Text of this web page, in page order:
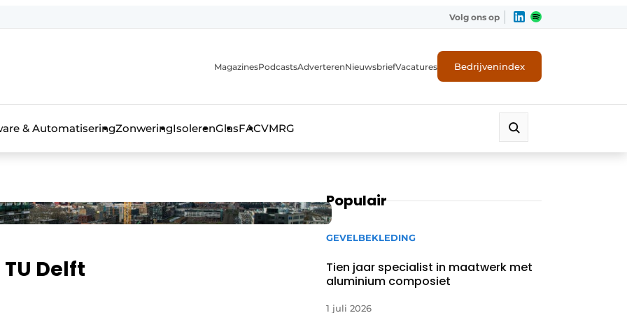
glas & daken
Volg ons op
MagazinesPodcastsAdverterenNieuwsbriefVacatures Bedrijvenindex
& AutomatiseringZonweringIsolerenGlasFACVMRG
Delft
Populair
GEVELBEKLEDING
Tien jaar specialist in maatwerk met
aluminium composiet
1 juli 2026